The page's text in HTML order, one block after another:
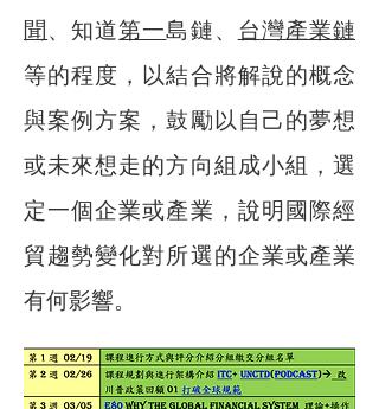
聞 、知道第一島鏈、 台灣產業鏈
等的程度，以結合將解說的概念
與案例方案，鼓勵以自己的夢想
或未來想走的方向組成小組，選
定一個企業或產業，說明國際經
貿趨勢變化對所選的企業或產業
有何影響。